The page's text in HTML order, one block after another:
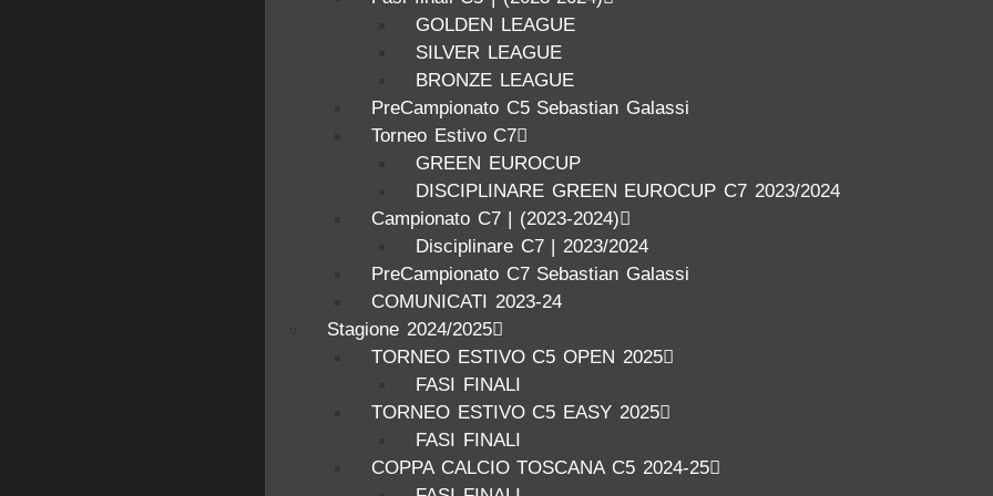
GOLDEN LEAGUE
SILVER LEAGUE
BRONZE LEAGUE
PreCampionato C5 Sebastian Galassi
Torneo Estivo C7
GREEN EUROCUP
DISCIPLINARE GREEN EUROCUP C7 2023/2024
Campionato C7 | (2023-2024)
Disciplinare C7 | 2023/2024
PreCampionato C7 Sebastian Galassi
COMUNICATI 2023-24
Stagione 2024/2025
TORNEO ESTIVO C5 OPEN 2025
FASI FINALI
TORNEO ESTIVO C5 EASY 2025
FASI FINALI
COPPA CALCIO TOSCANA C5 2024-25